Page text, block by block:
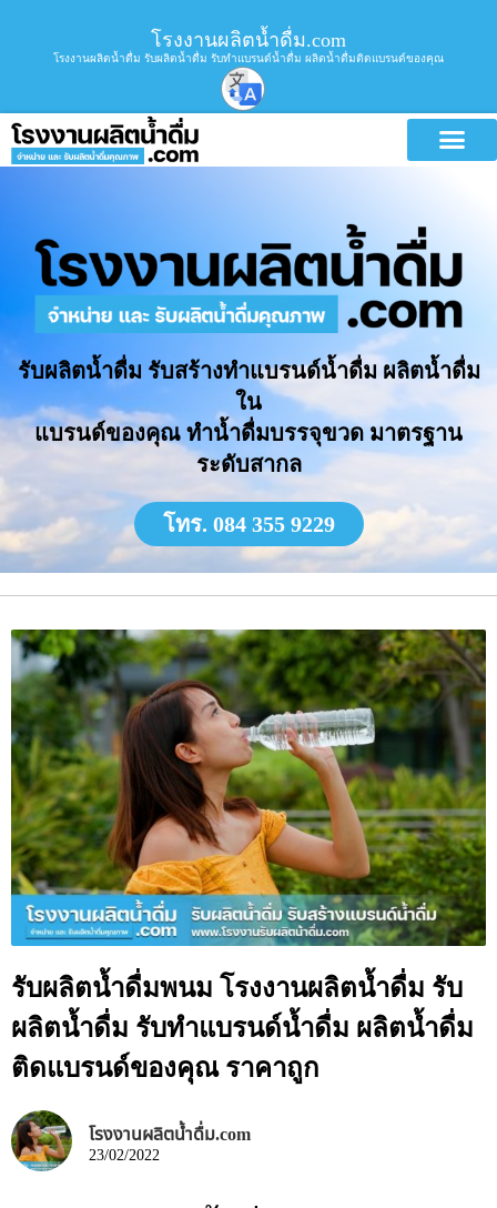
โรงงานผลิตน้ำดื่ม.com
โรงงานผลิตน้ำดื่ม รับผลิตน้ำดื่ม รับทำแบรนด์น้ำดื่ม ผลิตน้ำดื่มติดแบรนด์ของคุณ
รับผลิตน้ำดื่ม รับสร้างทำแบรนด์น้ำดื่ม ผลิตน้ำดื่ม
ใน
แบรนด์ของคุณ ทำน้ำดื่มบรรจุขวด มาตรฐาน
ระดับสากล
โทร. 084 355 9229
รับผลิตน้ำดื่มพนม โรงงานผลิตน้ำดื่ม รับ
ผลิตน้ำดื่ม รับทำแบรนด์น้ำดื่ม ผลิตน้ำดื่ม
ติดแบรนด์ของคุณ ราคาถูก
โรงงานผลิตน้ำดื่ม.com
23/02/2022